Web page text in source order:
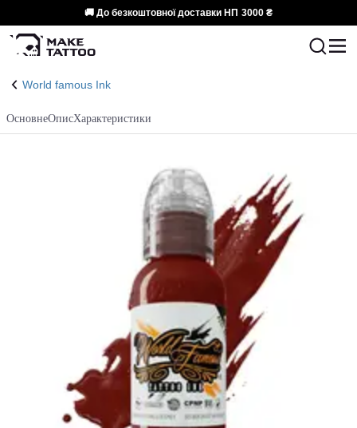
🚚 До безкоштовної доставки НП 3000 ₴
World famous Ink
ОсновнеОписХарактеристики